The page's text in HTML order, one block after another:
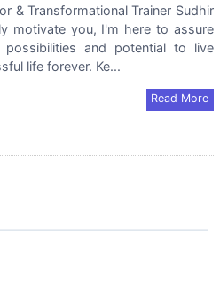
& Transformational Trainer Sudhir
motivate you, I'm here to assure
and potential to live
life forever. Ke...
Read More